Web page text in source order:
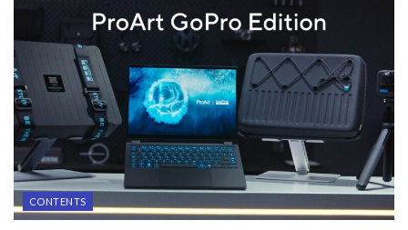
CONTENTS